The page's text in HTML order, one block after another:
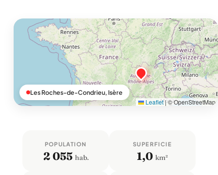
Leaflet |© OpenStreetMap
Les Roches-de-Condrieu, Isère
POPULATION
2 055 hab.
SUPERFICIE
1,0 km²